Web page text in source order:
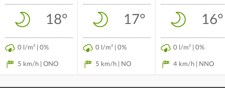
18°
0 l/m² | 0%
5 km/h | ONO
17°
0 l/m² | 0%
5 km/h | NO
16°
0 l/m² | 0%
4 km/h | NNO